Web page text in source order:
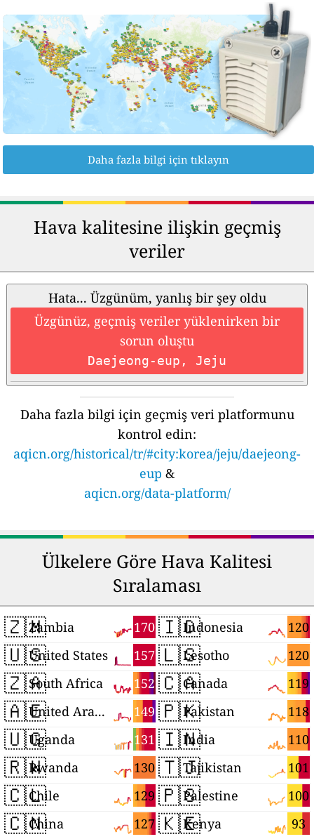
Daha fazla bilgi için tıklayın
Hava kalitesine ilişkin geçmiş
veriler
Hata... Üzgünüm, yanlış bir şey oldu
Üzgünüz, geçmiş veriler yüklenirken bir
sorun oluştu
Daejeong-eup, Jeju
Daha fazla bilgi için geçmiş veri platformunu
kontrol edin:
aqicn.org/historical/tr/#city:korea/jeju/daejeong-
eup &
aqicn.org/data-platform/
Ülkelere Göre Hava Kalitesi
Sıralaması
🇿🇲 170
Zambia
🇺🇸 157
United States
🇿🇦 152
South Africa
🇦🇪 149
United Arab Emirates
🇺🇬 131
Uganda
🇷🇼 130
Rwanda
🇨🇱 129
Chile
🇨🇳 127
China
🇮🇩 120
Indonesia
🇱🇸 120
Lesotho
🇨🇦 119
Canada
🇵🇰 118
Pakistan
🇮🇳 110
India
🇹🇯 101
Tajikistan
🇵🇸 100
Palestine
🇰🇪 93
Kenya